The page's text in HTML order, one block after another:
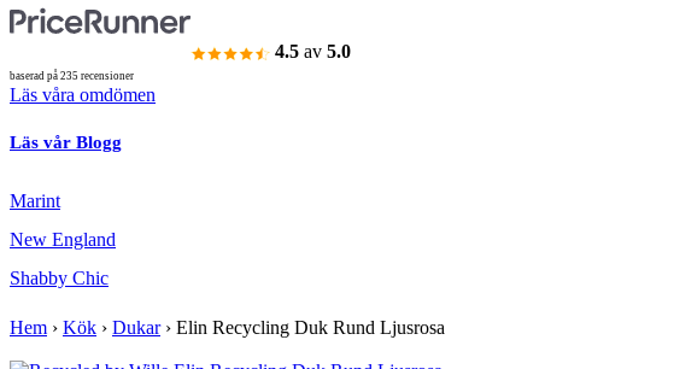
4.5 av 5.0
baserad på 235 recensioner
Läs våra omdömen
Läs vår Blogg
Marint
New England
Shabby Chic
Hem › Kök › Dukar› Elin Recycling Duk Rund Ljusrosa